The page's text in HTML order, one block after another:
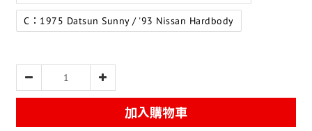
C：1975 Datsun Sunny / '93 Nissan Hardbody
加入購物車